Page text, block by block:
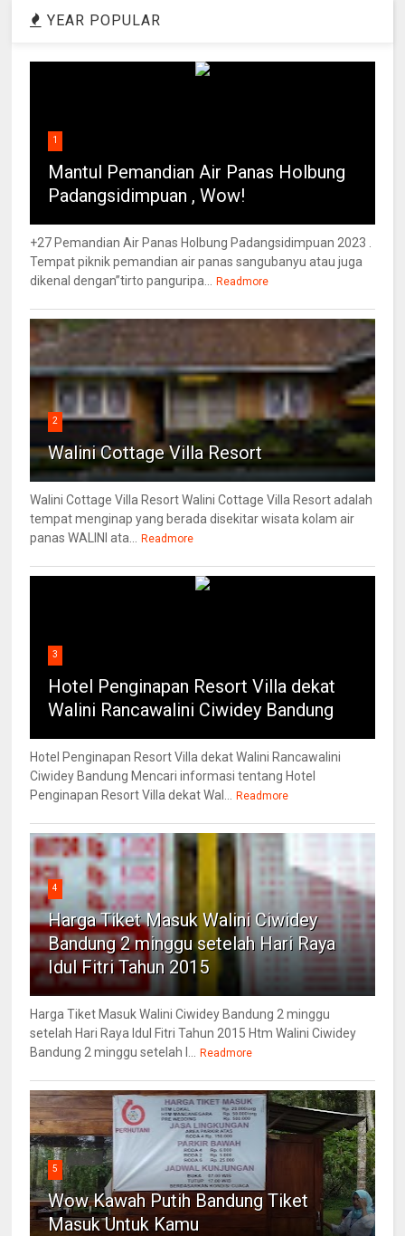
YEAR POPULAR
1
Mantul Pemandian Air Panas Holbung
Padangsidimpuan , Wow!
+27 Pemandian Air Panas Holbung Padangsidimpuan 2023 .
Tempat piknik pemandian air panas sangubanyu atau juga
dikenal dengan”tirto panguripa...
Readmore
2
Walini Cottage Villa Resort
Walini Cottage Villa Resort Walini Cottage Villa Resort adalah
tempat menginap yang berada disekitar wisata kolam air
panas WALINI ata...
Readmore
3
Hotel Penginapan Resort Villa dekat
Walini Rancawalini Ciwidey Bandung
Hotel Penginapan Resort Villa dekat Walini Rancawalini
Ciwidey Bandung Mencari informasi tentang Hotel
Penginapan Resort Villa dekat Wal...
Readmore
4
Harga Tiket Masuk Walini Ciwidey
Bandung 2 minggu setelah Hari Raya
Idul Fitri Tahun 2015
Harga Tiket Masuk Walini Ciwidey Bandung 2 minggu
setelah Hari Raya Idul Fitri Tahun 2015 Htm Walini Ciwidey
Bandung 2 minggu setelah l...
Readmore
5
Wow Kawah Putih Bandung Tiket
Masuk Untuk Kamu